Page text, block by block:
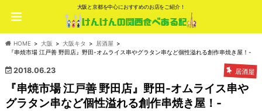
大阪と京都を中心におすすめのお店をご紹介！
HOME 大阪 大阪キタ
居酒屋
『串焼市場 江戸善 野田店』野田-オムライス串やグラタン串など個性溢れる創作串焼き屋！-
2018.06.23 居酒屋
『串焼市場 江戸善 野田店』野田-オムライス串や
グラタン串など個性溢れる創作串焼き屋！-